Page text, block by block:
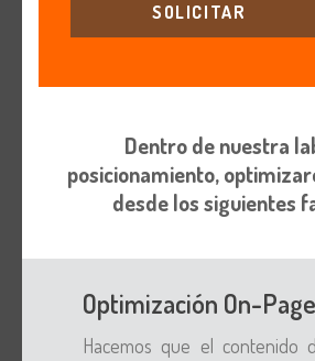
SOLICITAR
Dentro de nuestra
posicionamiento,
desde los siguientes
Optimización On-Page
Hacemos que el contenido